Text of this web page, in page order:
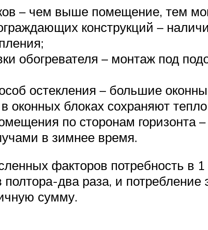
– чем выше помещение, тем
конструкций –
обогревателя – монтаж под
остекления – большие
в оконных блоках сохраняют
по сторонам горизонта
в зимнее время.
факторов потребность в
полтора-два раза, и
сумму.